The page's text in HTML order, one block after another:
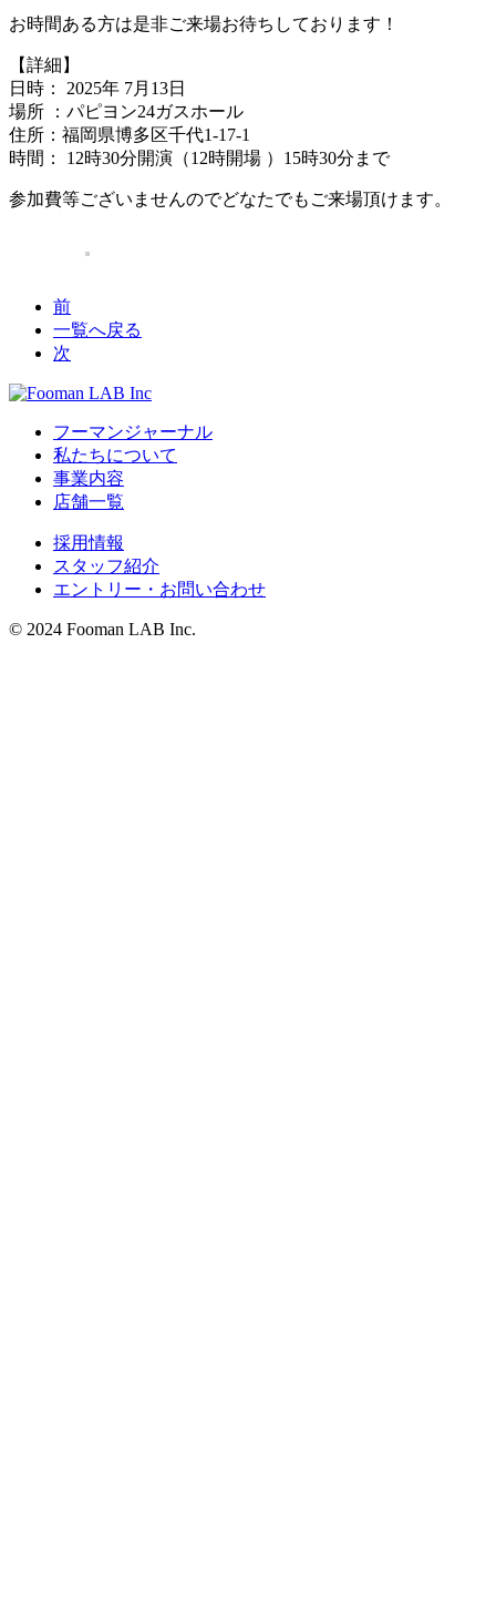
お時間ある方は是非ご来場お待ちしております！
【詳細】
日時： 2025年 7月13日
場所 ：パピヨン24ガスホール
住所：福岡県博多区千代1-17-1
時間： 12時30分開演（12時開場 ）15時30分まで
参加費等ございませんのでどなたでもご来場頂けます。
前
一覧へ戻る
次
フーマンジャーナル
私たちについて
事業内容
店舗一覧
採用情報
スタッフ紹介
エントリー・お問い合わせ
© 2024 Fooman LAB Inc.